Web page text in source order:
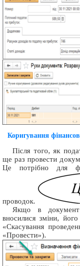
Коригування
Після того, як
ще раз провести
Це потрібно для
проводок.
Якщо в документ
вносилися зміни,
«Скасування
«Провести»).